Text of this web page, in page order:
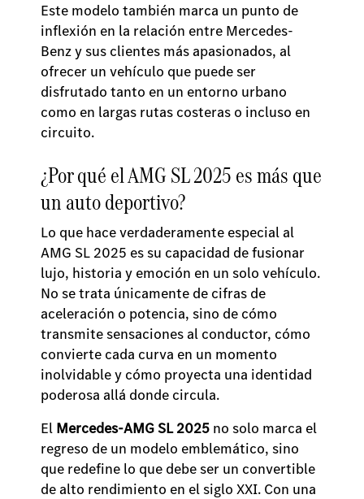
Este modelo también marca un punto de
inflexión en la relación entre Mercedes-
Benz y sus clientes más apasionados, al
ofrecer un vehículo que puede ser
disfrutado tanto en un entorno urbano
como en largas rutas costeras o incluso en
circuito.
¿Por qué el AMG SL 2025 es más que
un auto deportivo?
Lo que hace verdaderamente especial al
AMG SL 2025 es su capacidad de fusionar
lujo, historia y emoción en un solo vehículo.
No se trata únicamente de cifras de
aceleración o potencia, sino de cómo
transmite sensaciones al conductor, cómo
convierte cada curva en un momento
inolvidable y cómo proyecta una identidad
poderosa allá donde circula.
El Mercedes-AMG SL 2025 no solo marca el
regreso de un modelo emblemático, sino
que redefine lo que debe ser un convertible
de alto rendimiento en el siglo XXI. Con una